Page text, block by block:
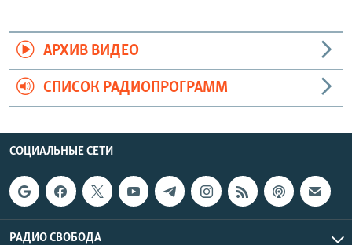
АРХИВ ВИДЕО
СПИСОК РАДИОПРОГРАММ
СОЦИАЛЬНЫЕ СЕТИ
РАДИО СВОБОДА